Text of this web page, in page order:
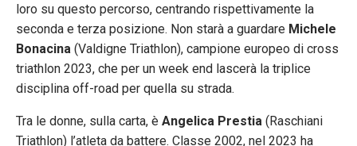
loro su questo percorso, centrando rispettivamente la
seconda e terza posizione. Non starà a guardare Michele
Bonacina (Valdigne Triathlon), campione europeo di cross
triathlon 2023, che per un week end lascerà la triplice
disciplina off-road per quella su strada.
Tra le donne, sulla carta, è Angelica Prestia (Raschiani
Triathlon) l’atleta da battere. Classe 2002, nel 2023 ha